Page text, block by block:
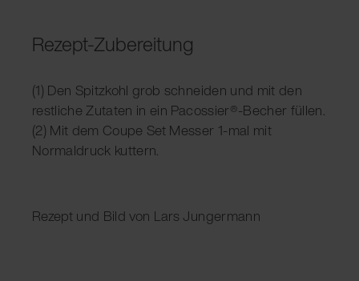
Rezept-Zubereitung
(1) Den Spitzkohl grob schneiden und mit den
restliche Zutaten in ein Pacossier®-Becher füllen.
(2) Mit dem Coupe Set Messer 1-mal mit
Normaldruck kuttern.
Rezept und Bild von Lars Jungermann